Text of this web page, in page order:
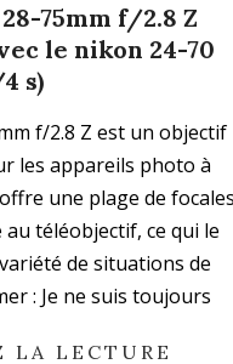
75mm f/2.8 Z
le nikon 24-70
s)
f/2.8 Z est un objectif
les appareils photo à
une plage de focales
téléobjectif, ce qui le
de situations de
: Je ne suis toujours
LA LECTURE